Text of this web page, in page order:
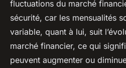
fluctuations du marché
sécurité, car les mensualités
variable, quant à lui, suit
marché financier, ce qui
peuvent augmenter ou